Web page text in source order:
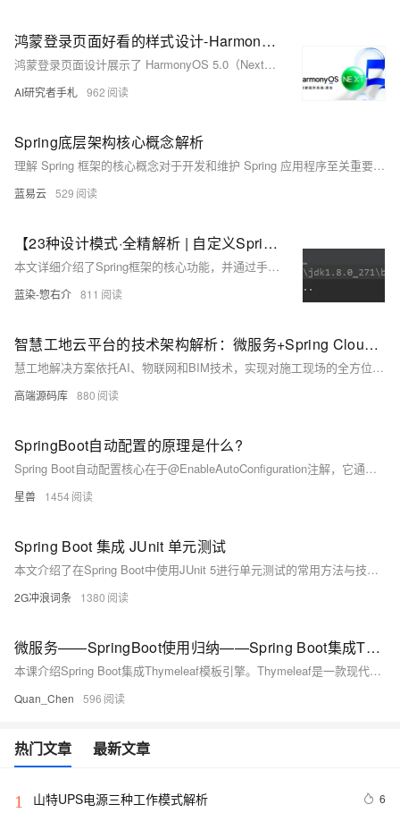
鸿蒙登录页面好看的样式设计-HarmonyOS应用开发实战与ArkTS代码解析【HarmonyOS 5.0（Next）】
鸿蒙登录页面设计展示了 HarmonyOS 5.0（Next）的未来美学理念，结合科技与艺术，为用户带来视觉盛宴。该页面使用 ArkTS 开发，支持个性化定制和无缝智能设备连接。代码解析涵盖了声明式 UI、状态管理、事件处理及路由导航等关键概念，帮助开发者快速上手 HarmonyOS 应用开发。通过这段代码，开发者可以了解如何构建交互式界面并实现跨设备协同工作，推动智能生态的发展。
AI研究者手札 962
Spring底层架构核心概念解析
理解 Spring 框架的核心概念对于开发和维护 Spring 应用程序至关重要。IOC 和 AOP 是其两个关键特性，通过依赖注入和面向切面编程实现了高效的模块化和松耦合设计。Spring 容器管理着 Beans 的生命周期和配置，而核心模块为各种应用场景提供了丰富的功能支持。通过全面掌握这些核心概念，开发者可以更加高效地利用 Spring 框架开发企业级应用。
蓝易云 529
【23种设计模式·全精解析 | 自定义Spring框架篇】Spring核心源码分析+自定义Spring的IOC功能，依赖注入功能
本文详细介绍了Spring框架的核心功能，并通过手写自定义Spring框架的方式，深入理解了Spring的IOC(控制反转)和DI（依赖注入）功能，并且学会实际运用设计模式到真实开发中。
蓝染-惣右介 811
智慧工地云平台的技术架构解析：微服务+Spring Cloud如何支撑海量数据？
慧工地解决方案依托AI、物联网和BIM技术，实现对施工现场的全方位、立体化管理。通过规范施工、减少安全隐患、节省人力、降低运营成本，提升工地管理的安全性、效率和精益度。该方案适用于大型建筑、基础设施、房地产开发等场景，具备微服务架构、大数据与AI分析、物联网设备联网、多端协同等创新点，推动建筑行业向数字化、智能化转型。未来将融合5G、区块链等技术，助力智慧城市建设。
高端源码库 880
SpringBoot自动配置的原理是什么?
Spring Boot自动配置核心在于@EnableAutoConfiguration注解，它通过@Import导入配置选择器，加载META-INF/spring.factories中定义的自动配置类。这些类根据@Conditional系列注解判断是否生效。但Spring Boot 3.0后已弃用spring.factories，改用新格式的.imports文件进行配置。
星兽 1454
Spring Boot 集成 JUnit 单元测试
本文介绍了在Spring Boot中使用JUnit 5进行单元测试的常用方法与技巧，包括添加依赖、编写测试类、使用@SpringBootTest参数、自动装配测试模块（如JSON、MVC、WebFlux、JDBC等），以及@MockBean和@SpyBean的应用。内容实用，适合Java开发者参考学习。
2G冲浪词条 1380
微服务——SpringBoot使用归纳——Spring Boot集成Thymeleaf模板引擎——Thymeleaf 介绍
本课介绍Spring Boot集成Thymeleaf模板引擎。Thymeleaf是一款现代服务器端Java模板引擎，支持Web和独立环境，可实现自然模板开发，便于团队协作。与传统JSP不同，Thymeleaf模板可以直接在浏览器中打开，方便前端人员查看静态原型。通过在HTML标签中添加扩展属性（如`th:text`），Thymeleaf能够在服务运行时动态替换内容，展示数据库中的数据，同时兼容静态页面展示，为开发带来灵活性和便利性。
Quan_Chen 596
热门文章 最新文章
1 山特UPS电源三种工作模式解析 6